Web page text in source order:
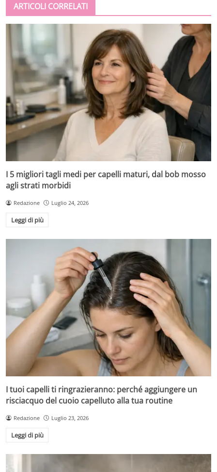
ARTICOLI CORRELATI
I 5 migliori tagli medi per capelli maturi, dal bob mosso
agli strati morbidi
Redazione Luglio 24, 2026
Leggi di più
I tuoi capelli ti ringrazieranno: perché aggiungere un
risciacquo del cuoio capelluto alla tua routine
Redazione Luglio 23, 2026
Leggi di più